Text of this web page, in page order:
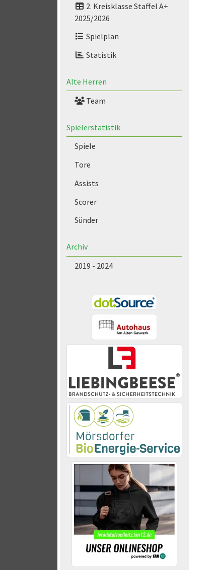
2. Kreisklasse Staffel A+
2025/2026
Spielplan
Statistik
Alte Herren
Team
Spielerstatistik
Spiele
Tore
Assists
Scorer
Sünder
Archiv
2019 - 2024